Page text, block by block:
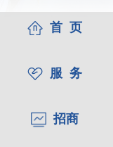
首 页
服 务
招商